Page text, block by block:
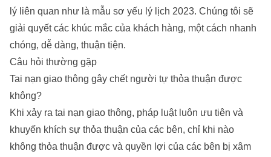
lý liên quan như là mẫu sơ yếu lý lịch 2023. Chúng tôi sẽ
giải quyết các khúc mắc của khách hàng, một cách nhanh
chóng, dễ dàng, thuận tiện.
Câu hỏi thường gặp
Tai nạn giao thông gây chết người tự thỏa thuận được
không?
Khi xảy ra tai nạn giao thông, pháp luật luôn ưu tiên và
khuyến khích sự thỏa thuận của các bên, chỉ khi nào
không thỏa thuận được và quyền lợi của các bên bị xâm